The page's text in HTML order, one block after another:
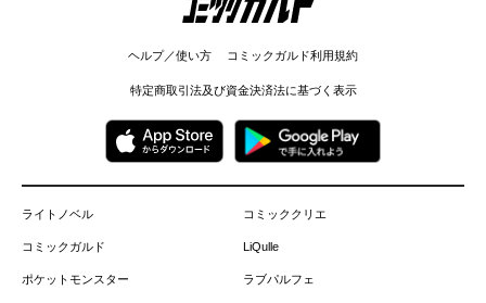
ヘルプ／使い方 コミックガルド利用規約
特定商取引法及び資金決済法に基づく表示
ライトノベル
コミックガルド
ポケットモンスター
コミッククリエ
LiQulle
ラブパルフェ